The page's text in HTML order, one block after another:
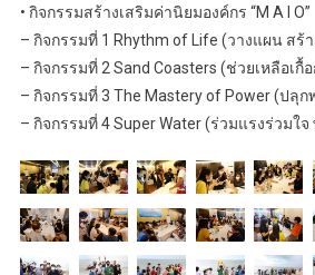
• กิจกรรมสร้างเสริมค่านิยมองค์กร “M A I O”
– กิจกรรมที่ 1 Rhythm of Life (วางแผน สร้
– กิจกรรมที่ 2 Sand Coasters (ช่วยเหลือเกื้
– กิจกรรมที่ 3 The Mastery of Power (ปลุ
– กิจกรรมที่ 4 Super Water (ร่วมแรงร่วมใ